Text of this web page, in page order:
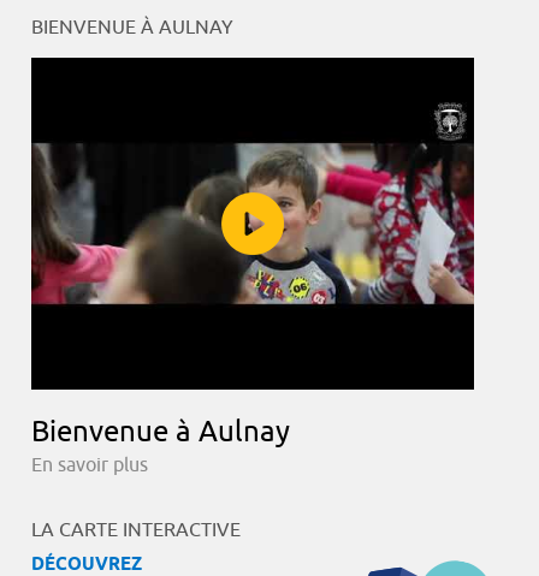
BIENVENUE À AULNAY
Bienvenue à Aulnay
En savoir plus
LA CARTE INTERACTIVE
DÉCOUVREZ